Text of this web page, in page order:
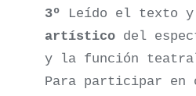
3º Leído el texto y
artístico del
y la función
Para participar en